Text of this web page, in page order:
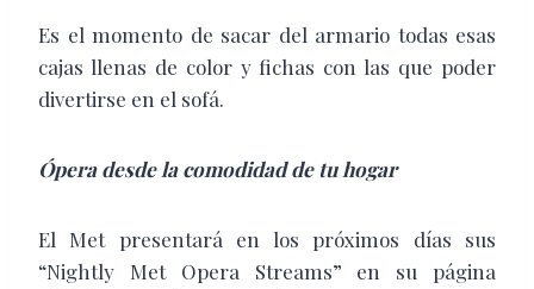
Es el momento de sacar del armario todas esas
cajas llenas de color y fichas con las que poder
divertirse en el sofá.
Ópera desde la comodidad de tu hogar
El Met presentará en los próximos días sus
“Nightly Met Opera Streams” en su página